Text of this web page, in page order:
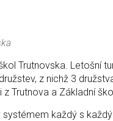
Trutnovska. Letošní
z nichž 3
Trutnova a Základní
každý s